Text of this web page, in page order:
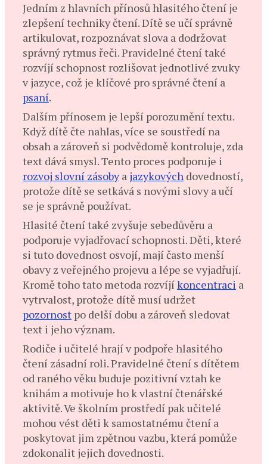
Jedním z hlavních přínosů hlasitého čtení je
zlepšení techniky čtení. Dítě se učí správně
artikulovat, rozpoznávat slova a dodržovat
správný rytmus řeči. Pravidelné čtení také
rozvíjí schopnost rozlišovat jednotlivé zvuky
v jazyce, což je klíčové pro správné čtení a
psaní.
Dalším přínosem je lepší porozumění textu.
Když dítě čte nahlas, více se soustředí na
obsah a zároveň si podvědomě kontroluje, zda
text dává smysl. Tento proces podporuje i
rozvoj slovní zásobya jazykových dovedností,
protože dítě se setkává s novými slovy a učí
se je správně používat.
Hlasité čtení také zvyšuje sebedůvěru a
podporuje vyjadřovací schopnosti. Děti, které
si tuto dovednost osvojí, mají často menší
obavy z veřejného projevu a lépe se vyjadřují.
Kromě toho tato metoda rozvíjíkoncentraci a
vytrvalost, protože dítě musí udržet
pozornost po delší dobu a zároveň sledovat
text i jeho význam.
Rodiče i učitelé hrají v podpoře hlasitého
čtení zásadní roli. Pravidelné čtení s dítětem
od raného věku buduje pozitivní vztah ke
knihám a motivuje ho k vlastní čtenářské
aktivitě. Ve školním prostředí pak učitelé
mohou vést děti k samostatnému čtení a
poskytovat jim zpětnou vazbu, která pomůže
zdokonalit jejich dovednosti.